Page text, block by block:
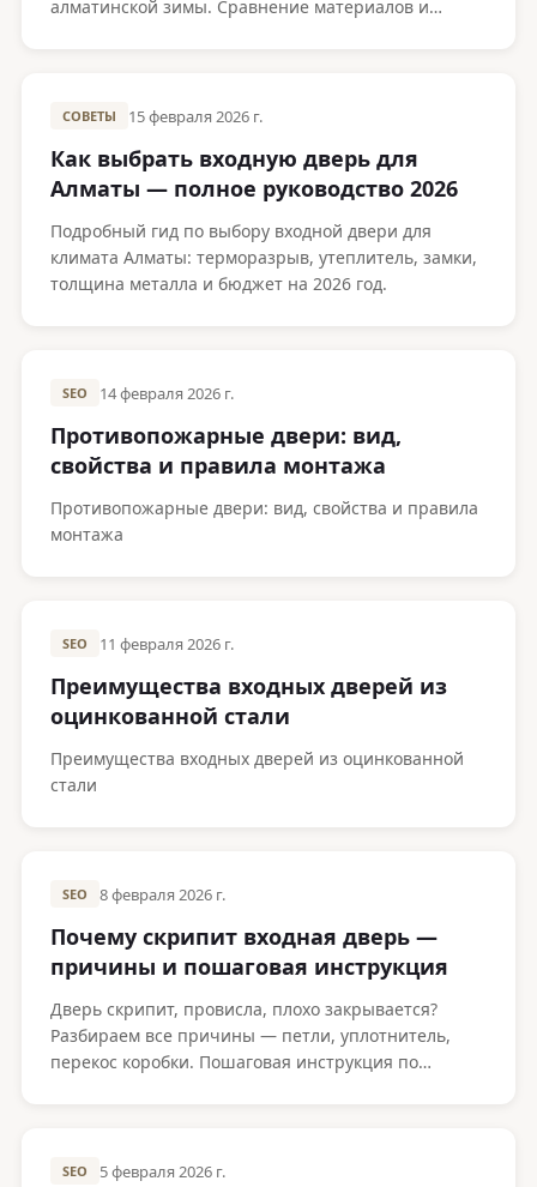
алматинской зимы. Сравнение материалов и
СОВЕТЫ 15 февраля 2026 г.
Как выбрать входную дверь для
Алматы — полное руководство 2026
Подробный гид по выбору входной двери для
климата Алматы: терморазрыв, утеплитель, замки,
толщина металла и бюджет на 2026 год.
SEO 14 февраля 2026 г.
Противопожарные двери: вид,
свойства и правила монтажа
Противопожарные двери: вид, свойства и правила
монтажа
SEO 11 февраля 2026 г.
Преимущества входных дверей из
оцинкованной стали
Преимущества входных дверей из оцинкованной
стали
SEO 8 февраля 2026 г.
Почему скрипит входная дверь —
причины и пошаговая инструкция
Дверь скрипит, провисла, плохо закрывается?
Разбираем все причины — петли, уплотнитель,
перекос коробки. Пошаговая инструкция по
SEO 5 февраля 2026 г.